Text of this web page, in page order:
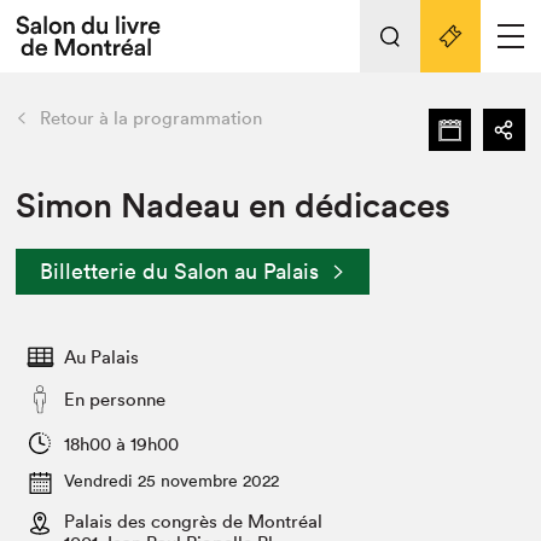
Espace médias
Espace exposant⋅e⋅s
Tout sur l'édition 2022
Actualités
Vidéos et Balados
Club de lecture Braindate
retour Nos activités
Édition 2022
Nous connaître
Projets partenaires 2022
Archives
Liens pratiques
Retour à la programmation
Simon Nadeau en dédicaces
Billetterie du Salon au Palais
Au Palais
En personne
18h00 à 19h00
Vendredi 25 novembre 2022
Palais des congrès de Montréal